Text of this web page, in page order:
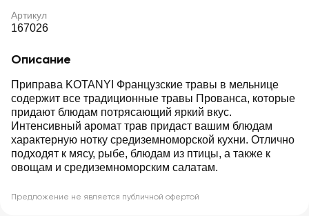
Артикул
167026
Описание
Приправа KOTANYI Французские травы в мельнице
содержит все традиционные травы Прованса, которые
придают блюдам потрясающий яркий вкус.
Интенсивный аромат трав придаст вашим блюдам
характерную нотку средиземноморской кухни. Отлично
подходят к мясу, рыбе, блюдам из птицы, а также к
овощам и средиземноморским салатам.
Предложение не является публичной офертой